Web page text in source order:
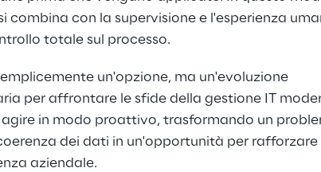
combina con la supervisione e l'esperienza
totale sul processo.
un'opzione, ma un'evoluzione
per affrontare le sfide della gestione IT
agire in modo proattivo, trasformando un
dei dati in un'opportunità per rafforzare
aziendale.